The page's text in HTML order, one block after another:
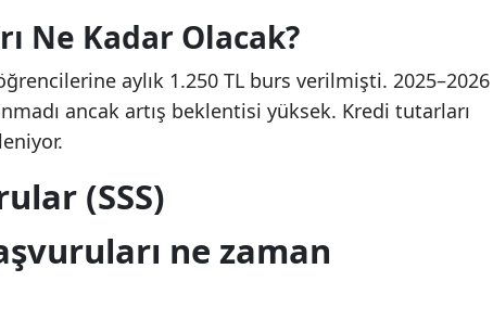
Ne Kadar Olacak?
aylık 1.250 TL burs verilmişti. 2025–2026
ancak artış beklentisi yüksek. Kredi tutarları
(SSS)
ne zaman